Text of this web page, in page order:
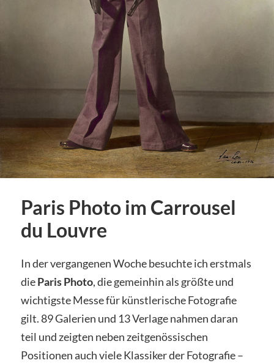
Paris Photo im Carrousel
du Louvre
In der vergangenen Woche besuchte ich erstmals
dieParis Photo, die gemeinhin als größte und
wichtigste Messe für künstlerische Fotografie
gilt. 89 Galerien und 13 Verlage nahmen daran
teil und zeigten neben zeitgenössischen
Positionen auch viele Klassiker der Fotografie –